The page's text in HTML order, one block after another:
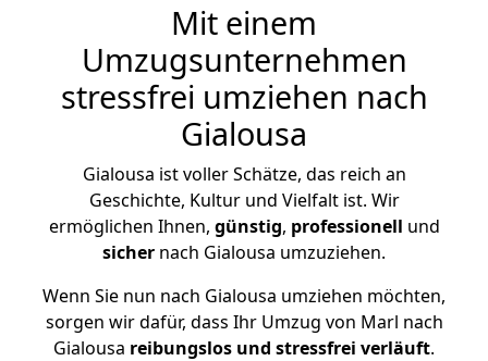
Mit einem
Umzugsunternehmen
stressfrei umziehen nach
Gialousa
Gialousa ist voller Schätze, das reich an
Geschichte, Kultur und Vielfalt ist. Wir
ermöglichen Ihnen, günstig, professionell und
sicher nach Gialousa umzuziehen.
Wenn Sie nun nach Gialousa umziehen möchten,
sorgen wir dafür, dass Ihr Umzug von Marl nach
Gialousa reibungslos und stressfrei verläuft.